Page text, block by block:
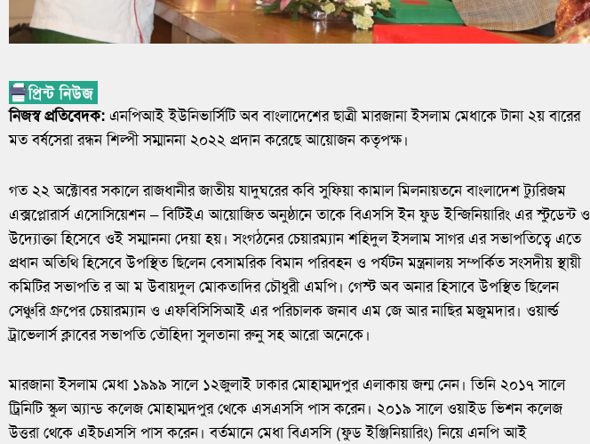
নিজস্ব প্রতিবেদক: এনপিআই ইউনিভার্সিটি অব বাংলাদেশের ছাত্রী মারজানা ইসলাম মেধাকে টানা ২য় বারের
মত বর্ষসেরা রন্ধন শিল্পী সম্মাননা ২০২২ প্রদান করেছে আয়োজন কতৃপক্ষ।
গত ২২ অক্টোবর সকালে রাজধানীর জাতীয় যাদুঘরের কবি সুফিয়া কামাল মিলনায়তনে বাংলাদেশ ট্যুরিজম
এক্সপ্লোরার্স এসোসিয়েশন – বিটিইএ আয়োজিত অনুষ্ঠানে তাকে বিএসসি ইন ফুড ইন্জিনিয়ারিং এর স্টুডেন্ট ও
উদ্যোক্তা হিসেবে ওই সম্মাননা দেয়া হয়। সংগঠনের চেয়ারম্যান শহিদুল ইসলাম সাগর এর সভাপতিত্বে এতে
প্রধান অতিথি হিসেবে উপস্থিত ছিলেন বেসামরিক বিমান পরিবহন ও পর্যটন মন্ত্রনালয় সম্পর্কিত সংসদীয় স্থায়ী
কমিটির সভাপতি র আ ম উবায়দুল মোকতাদির চৌধুরী এমপি। গেস্ট অব অনার হিসাবে উপস্থিত ছিলেন
সেঞ্চুরি গ্রুপের চেয়ারম্যান ও এফবিসিসিআই এর পরিচালক জনাব এম জে আর নাছির মজুমদার। ওয়ার্ল্ড
ট্রাভেলার্স ক্লাবের সভাপতি তৌহিদা সুলতানা রুনু সহ আরো অনেকে।
মারজানা ইসলাম মেধা ১৯৯৯ সালে ১২জুলাই ঢাকার মোহাম্মদপুর এলাকায় জন্ম নেন। তিনি ২০১৭ সালে
ট্রিনিটি স্কুল অ্যান্ড কলেজ মোহাম্মদপুর থেকে এসএসসি পাস করেন। ২০১৯ সালে ওয়াইড ভিশন কলেজ
উত্তরা থেকে এইচএসসি পাস করেন। বর্তমানে মেধা বিএসসি (ফুড ইঞ্জিনিয়ারিং) নিয়ে এনপি আই